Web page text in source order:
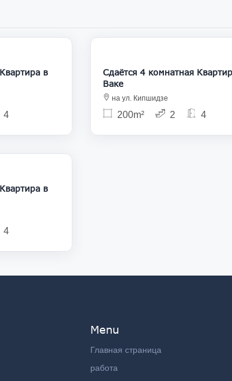
1 900
4
1
Сдаётся 4 комнатная Квартира в
Ваке
на ул. Кипшидзе
200m² 2 4
1 500
4
Menu
Главная страница
работа